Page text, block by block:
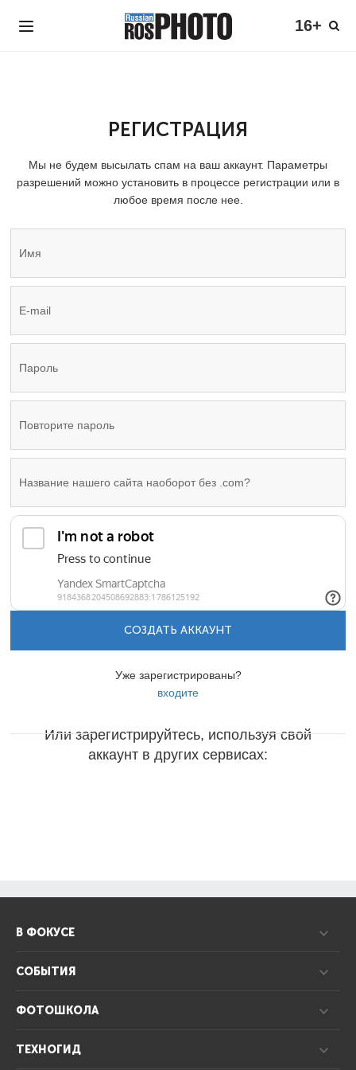
16+
РЕГИСТРАЦИЯ
Мы не будем высылать спам на ваш аккаунт. Параметры
разрешений можно установить в процессе регистрации или в
любое время после нее.
СОЗДАТЬ АККАУНТ
Уже зарегистрированы?
входите
Или зарегистрируйтесь, используя свой
аккаунт в других сервисах:
В ФОКУСЕ
СОБЫТИЯ
ФОТОШКОЛА
ТЕХНОГИД